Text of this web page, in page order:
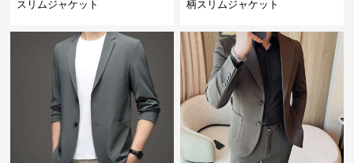
スリムジャケット
柄スリムジャケット